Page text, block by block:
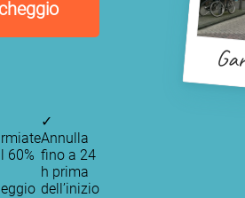
60%
✓
Annulla
fino a 24
h prima
dell’inizio